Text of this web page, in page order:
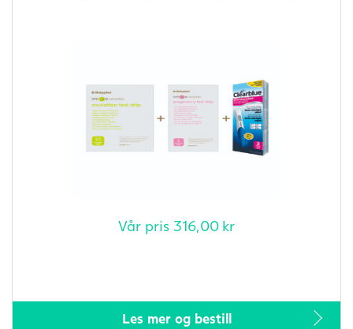
Vår pris 316,00 kr
Les mer og bestill